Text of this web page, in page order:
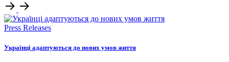
Press Releases
Українці адаптуються до нових умов життя